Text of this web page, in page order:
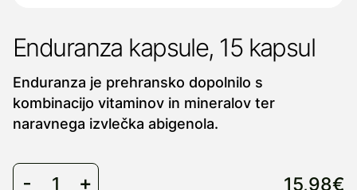
Enduranza kapsule, 15 kapsul
Enduranza je prehransko dopolnilo s
kombinacijo vitaminov in mineralov ter
naravnega izvlečka abigenola.
15,98€